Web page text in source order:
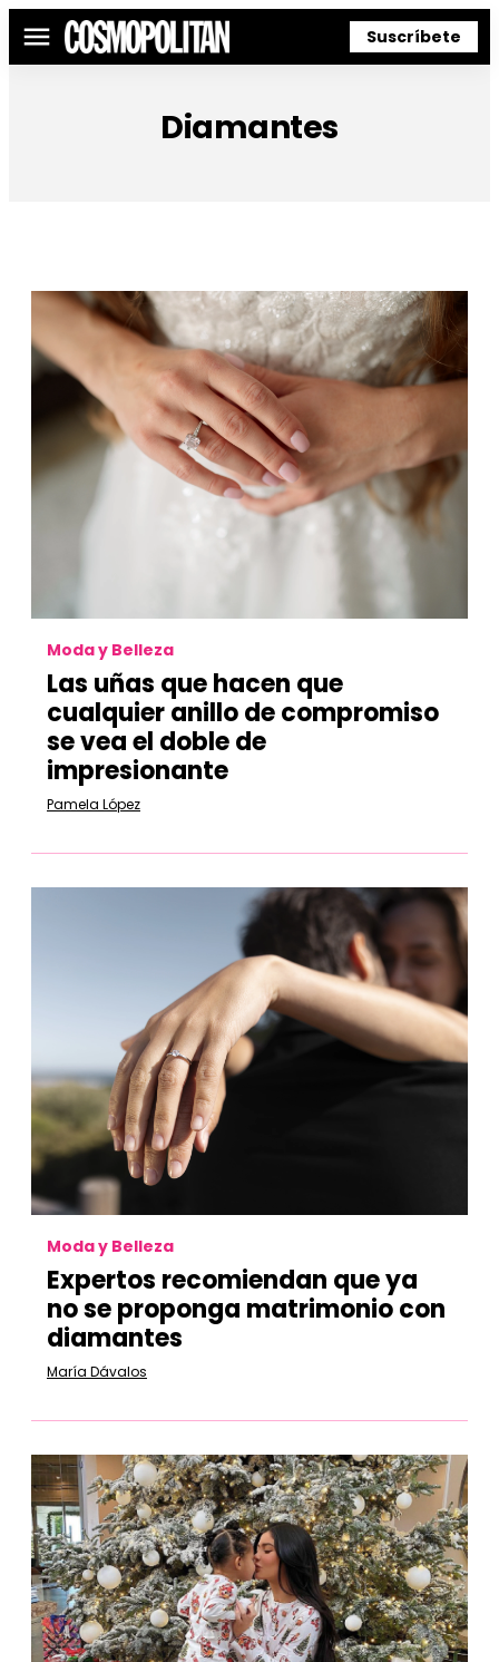
Menú Suscríbete
Diamantes
Moda y Belleza
Las uñas que hacen que
cualquier anillo de compromiso
se vea el doble de
impresionante
Pamela López
Moda y Belleza
Expertos recomiendan que ya
no se proponga matrimonio con
diamantes
María Dávalos